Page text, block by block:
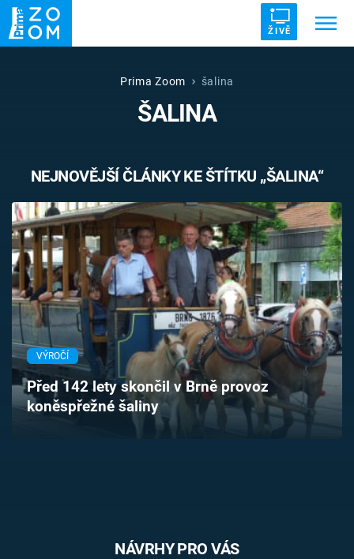
ŽIVĚ
UFO DRUHÁ SVĚTOVÁ VÁLKA
VETŘELCI DÁVNOVĚKU
Témata
Témata
Pořady
TV Program
Časopis
Sledujte prima+
Prima Zoom šalina
ŠALINA
NEJNOVĚJŠÍ ČLÁNKY KE ŠTÍTKU „ŠALINA“
VÝROČÍ
Před 142 lety skončil v Brně provoz
koněspřežné šaliny
NÁVRHY PRO VÁS